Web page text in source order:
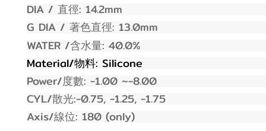
DIA / 直徑: 14.2mm
G DIA / 著色直徑: 13.0mm
WATER /含水量: 40.0%
Material/物料: Silicone
Power/度數: -1.00 ~-8.00
CYL/散光:-0.75, -1.25, -1.75
Axis/線位: 180 (only)